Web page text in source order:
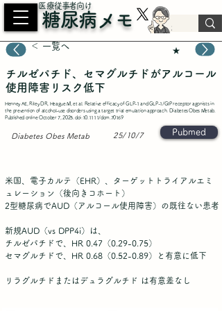
​医療従事者向け
糖尿病メモ
＜ 一覧へ ★
チルゼパチド、セマグルチドがアルコール
使用障害リスク低下
Henney AE, Riley DR, Heague M, et al. Relative efficacy of GLP-1 and GLP-1/GIP receptor agonists in
the prevention of alcohol-use disorders using a target trial emulation approach. Diabetes Obes Metab.
Published online October 7, 2025. doi:10.1111/dom.70169
25/10/7
Diabetes Obes Metab Pubmed
米国、電子カルテ（EHR）、ターゲットトライアルエミ
ュレーション（後向きコホート）
2型糖尿病でAUD（アルコール使用障害）の既往ない患者
新規AUD（vs DPP4i）は、
チルゼパチドで、HR 0.47（0.29-0.75）
セマグルチドで、HR 0.68（0.52-0.89）と有意に低下
リラグルチドまたはデュラグルチド は有意差なし